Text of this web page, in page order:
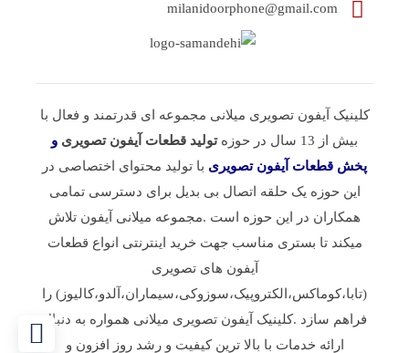
کلینیک آیفون تصویری میلانی مجموعه ای قدرتمند و فعال با
بیش از 13 سال در حوزه
تولید قطعات آیفون تصویری و
پخش قطعات آیفون تصویری با تولید محتوای اختصاصی در
این حوزه یک حلقه اتصال بی بدیل برای دسترسی تمامی
همکاران در این حوزه است .مجموعه میلانی آیفون تلاش
میکند تا بستری مناسب جهت خرید اینترنتی انواع قطعات
آیفون های تصویری
(تابا،کوماکس،الکتروپیک،سوزوکی،سیماران،آلدو،کالیوز) را
فراهم سازد .کلینیک آیفون تصویری میلانی همواره به دنبال
ارائه خدمات با بالا ترین کیفیت و رشد روز افزون و